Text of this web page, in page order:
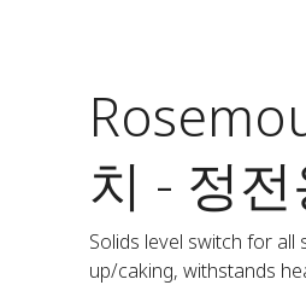
치 - 정
Solids level switch for
up/caking, withstands